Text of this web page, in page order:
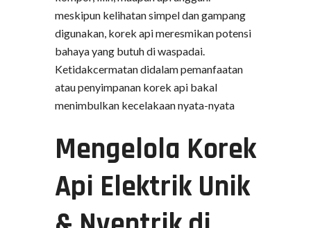
meskipun kelihatan simpel dan gampang
digunakan, korek api meresmikan potensi
bahaya yang butuh di waspadai.
Ketidakcermatan didalam pemanfaatan
atau penyimpanan korek api bakal
menimbulkan kecelakaan nyata-nyata
Mengelola Korek
Api Elektrik Unik